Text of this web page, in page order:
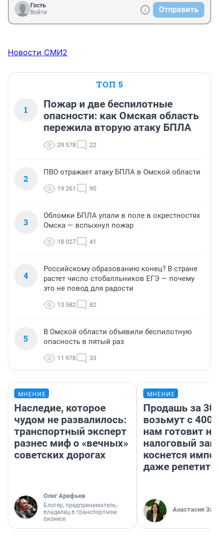
Гость
Войти
Отправить
Новости СМИ2
ТОП 5
1
Пожар и две беспилотные
опасности: как Омская область
пережила вторую атаку БПЛА
29 578 22
2
ПВО отражает атаку БПЛА в Омской области
19 261 90
3
Обломки БПЛА упали в поле в окрестностях
Омска — вспыхнул пожар
18 027 41
4
Российскому образованию конец? В стране
растет число стобалльников ЕГЭ — почему
это не повод для радости
13 582 82
5
В Омской области объявили беспилотную
опасность в пятый раз
11 978 33
МНЕНИЕ
Наследие, которое
чудом не развалилось:
транспортный эксперт
разнес миф о «вечных»
советских дорогах
Олег Арефьев
Блогер, предприниматель,
владелец в транспортном
бизнесе
МНЕНИЕ
Продашь за
возьмут с
нам готовит
налоговый
коснется
даже
Анастасия